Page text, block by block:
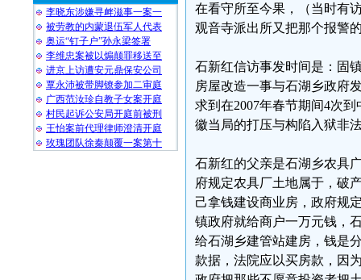
李晓东涉嫌寻衅滋事一案一
被劳教的内蒙退伍军人代表
奥运“钉子户”孙永梁签署
李维忠案被以煽颠罪移送至
进京上访遭安元鼎保安公司
覃永沛被带脚镣参加二审庭
广西范汝珍自教子女案开庭
村民起诉公安局开庭前被刑
王怡案前代理律师澄清开庭
玫瑰团队徐秦颠覆一案第十
在看守所至今果，（当时有
观音寺派出所又把那个报警
石新红信访事发时间是：固
房屋改造一事与石湖乡政府
求到在2007年春节期间4次
徽当局的打压与构陷入狱非
石新红的父亲是石湖乡农具
府规定农具厂土地属于，破
己拿钱建设商业房，政府规
镇政府就给商户一万元钱，
给石湖乡建管站建房，钱是
款据，法院应以买房款，因